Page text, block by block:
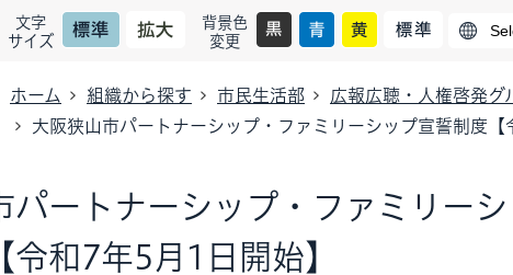
文字
サイズ
背景色
変更
ホーム 組織から探す 市民生活部 広報広聴・人権啓発グ
大阪狭山市パートナーシップ・ファミリーシップ宣誓制度【
パートナーシップ・ファミリー
令和7年5月1日開始】